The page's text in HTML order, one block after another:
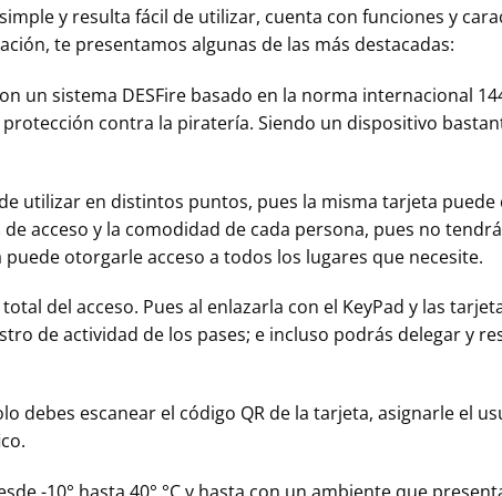
y resulta fácil de utilizar, cuenta con funciones y
te presentamos algunas de las más destacadas:
un sistema DESFire basado en la norma internacional
contra la piratería. Siendo un dispositivo
utilizar en distintos puntos, pues la misma tarjeta puede
acceso y la comodidad de cada persona, pues no
otorgarle acceso a todos los lugares que necesite.
del acceso. Pues al enlazarla con el KeyPad y las
de actividad de los pases; e incluso podrás delegar y
debes escanear el código QR de la tarjeta, asignarle el